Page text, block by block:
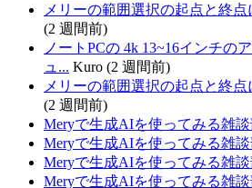
メリーの範囲選択の起点と終
(2 週間前)
ノートPCの 4k 13~16インチの
ュ... Kuro (2 週間前)
メリーの範囲選択の起点と終
(2 週間前)
Meryで生成AIを使ってみる雑
Meryで生成AIを使ってみる雑
Meryで生成AIを使ってみる雑
Meryで生成AIを使ってみる雑